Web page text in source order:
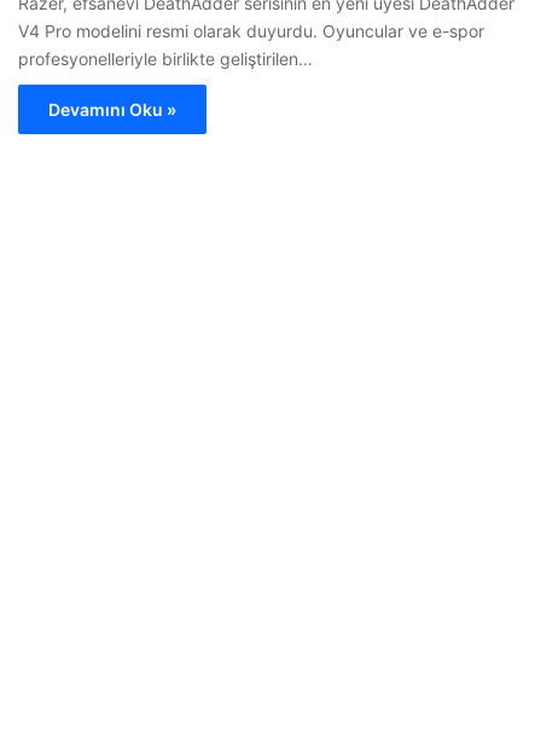
V4 Pro modelini resmi olarak duyurdu. Oyuncular ve e-spor
profesyonelleriyle birlikte geliştirilen…
Devamını Oku »